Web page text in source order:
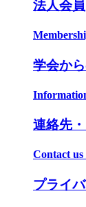
法人会員
学会か
連絡先
Contact us
プライ